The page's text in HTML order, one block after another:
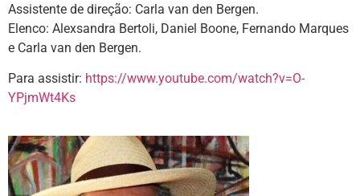
Assistente de direção: Carla van den Bergen.
Elenco: Alexsandra Bertoli, Daniel Boone, Fernando Marques
e Carla van den Bergen.
Para assistir: https://www.youtube.com/watch?v=O-
YPjmWt4Ks